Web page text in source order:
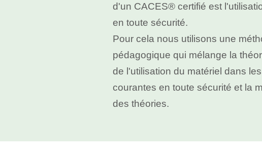
d'un CACES® certifié est
en toute sécurité.
Pour cela nous utilisons une
pédagogique qui mélange la
de l'utilisation du matériel dans
courantes en toute sécurité et la
des théories.